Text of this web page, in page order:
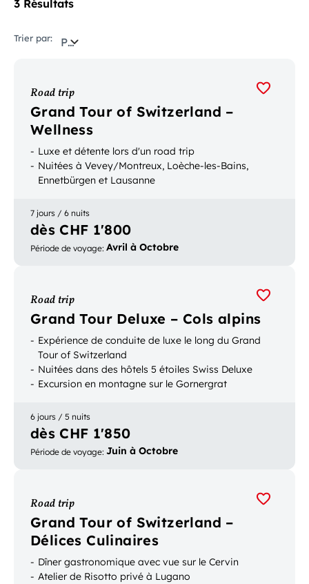
3 Résultats
Trier par: Pertinence
Road trip
Grand Tour of Switzerland –
Wellness
Luxe et détente lors d'un road trip
Nuitées à Vevey/Montreux, Loèche-les-Bains,
Ennetbürgen et Lausanne
7 jours / 6 nuits
dès CHF 1'800
Période de voyage: Avril à Octobre
Road trip
Grand Tour Deluxe – Cols alpins
Expérience de conduite de luxe le long du Grand
Tour of Switzerland
Nuitées dans des hôtels 5 étoiles Swiss Deluxe
Excursion en montagne sur le Gornergrat
6 jours / 5 nuits
dès CHF 1'850
Période de voyage: Juin à Octobre
Road trip
Grand Tour of Switzerland –
Délices Culinaires
Dîner gastronomique avec vue sur le Cervin
Atelier de Risotto privé à Lugano